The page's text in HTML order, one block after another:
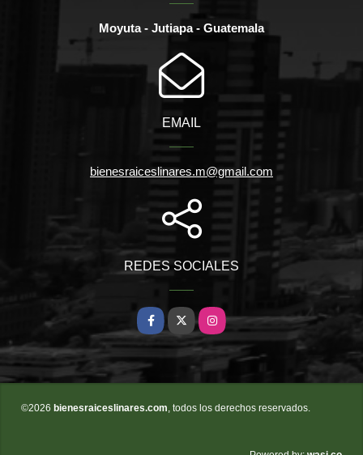
Moyuta - Jutiapa - Guatemala
EMAIL
bienesraiceslinares.m@gmail.com
REDES SOCIALES
Facebook
X Instagram
©2026 bienesraiceslinares.com , todos los derechos reservados.